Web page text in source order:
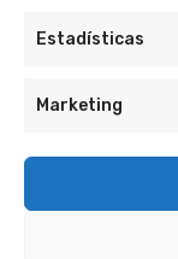
Estadísticas
Marketing